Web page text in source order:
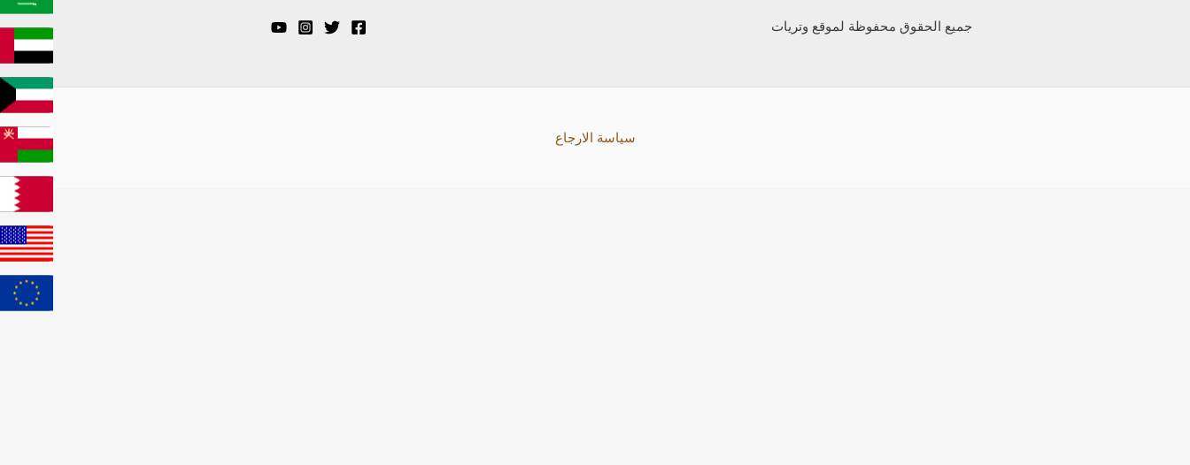
جميع الحقوق محفوظة لموقع وتريات
سياسة الارجاع